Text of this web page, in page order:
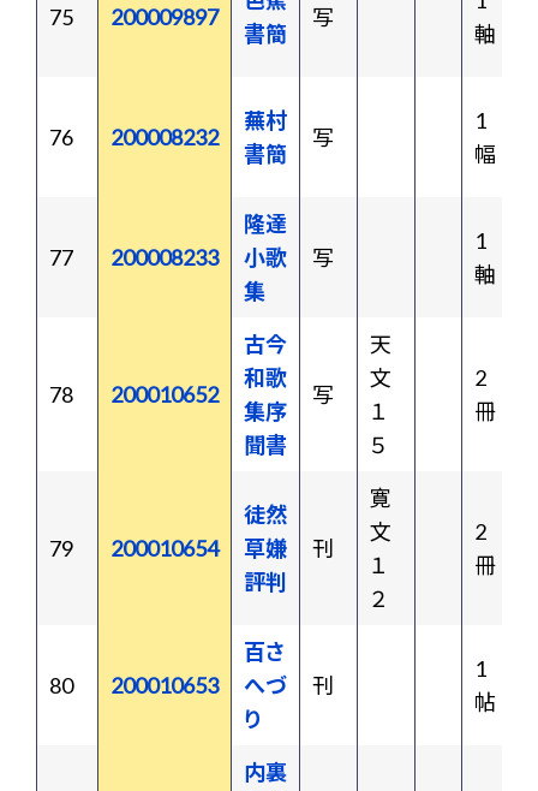
75 200009897
書簡
写
軸
76 200008232
蕪村
書簡
写
1
幅
77 200008233
隆達
小歌
集
写
1
軸
78 200010652
古今
和歌
集序
聞書
写
天
文
１
５
2
冊
79 200010654
徒然
草嫌
評判
刊
寛
文
１
２
2
冊
80 200010653
百さ
へづ
り
刊
1
帖
内裏